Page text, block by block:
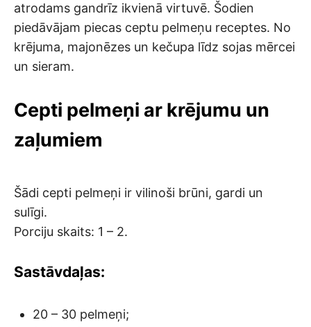
atrodams gandrīz ikvienā virtuvē. Šodien
piedāvājam piecas ceptu pelmeņu receptes. No
krējuma, majonēzes un kečupa līdz sojas mērcei
un sieram.
Cepti pelmeņi ar krējumu un
zaļumiem
Šādi cepti pelmeņi ir vilinoši brūni, gardi un
sulīgi.
Porciju skaits: 1 – 2.
Sastāvdaļas:
20 – 30 pelmeņi;